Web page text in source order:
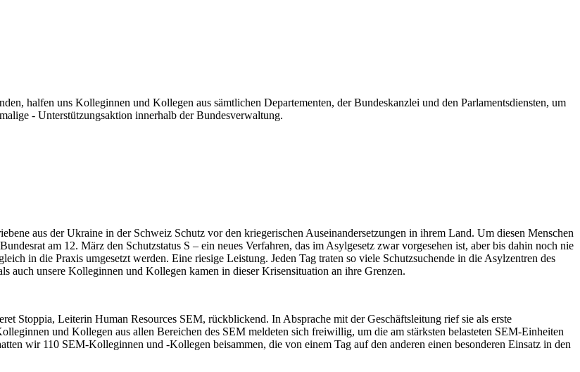
halfen uns Kolleginnen und Kollegen aus sämtlichen Departementen, der Bundeskanzlei und den Parlamentsdiensten, um
- Unterstützungsaktion innerhalb der Bundesverwaltung.
aus der Ukraine in der Schweiz Schutz vor den kriegerischen Auseinandersetzungen in ihrem Land. Um diesen Menschen
am 12. März den Schutzstatus S – ein neues Verfahren, das im Asylgesetz zwar vorgesehen ist, aber bis dahin noch nie
in die Praxis umgesetzt werden. Eine riesige Leistung. Jeden Tag traten so viele Schutzsuchende in die Asylzentren des
auch unsere Kolleginnen und Kollegen kamen in dieser Krisensituation an ihre Grenzen.
Stoppia, Leiterin Human Resources SEM, rückblickend. In Absprache mit der Geschäftsleitung rief sie als erste
und Kollegen aus allen Bereichen des SEM meldeten sich freiwillig, um die am stärksten belasteten SEM-Einheiten
wir 110 SEM-Kolleginnen und -Kollegen beisammen, die von einem Tag auf den anderen einen besonderen Einsatz in den